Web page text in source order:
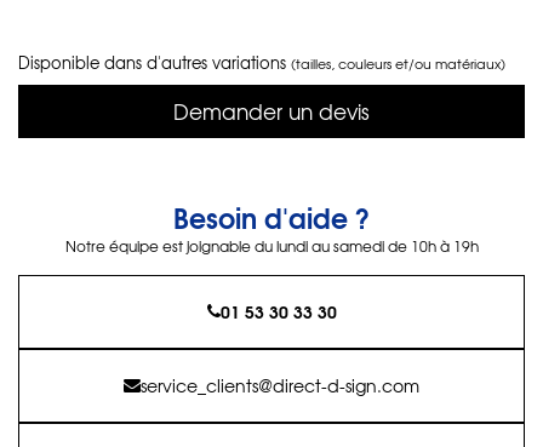
Disponible dans d'autres variations (tailles, couleurs et/ou matériaux)
Demander un devis
Besoin d'aide ?
Notre équipe est joignable du lundi au samedi de 10h à 19h
01 53 30 33 30
service_clients@direct-d-sign.com